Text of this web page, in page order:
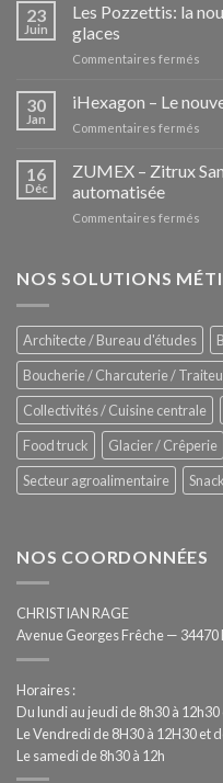
23
Juin
Les Pozzettis: la
glaces
Commentaires fermés
la
des
30
Jan
iHexagon – Le
Commentaires fermés
–
Le
de
16
Déc
ZUMEX – Zitrux
automatisée
Commentaires fermés
–
NOS SOLUTIONS
Architecte / Bureau d'études
Boucherie / Charcuterie /
Collectivités / Cuisine centrale
Food truck
Glacier / Crêperie
Secteur agroalimentaire
NOS COORDONNÉES
CHRISTIAN RAGE
Avenue Georges Frêche — 34470
Horaires :
Du lundi au jeudi de 8h30 à
Le Vendredi de 8H30 à 12H30 et
Le samedi de 8h30 à 12h